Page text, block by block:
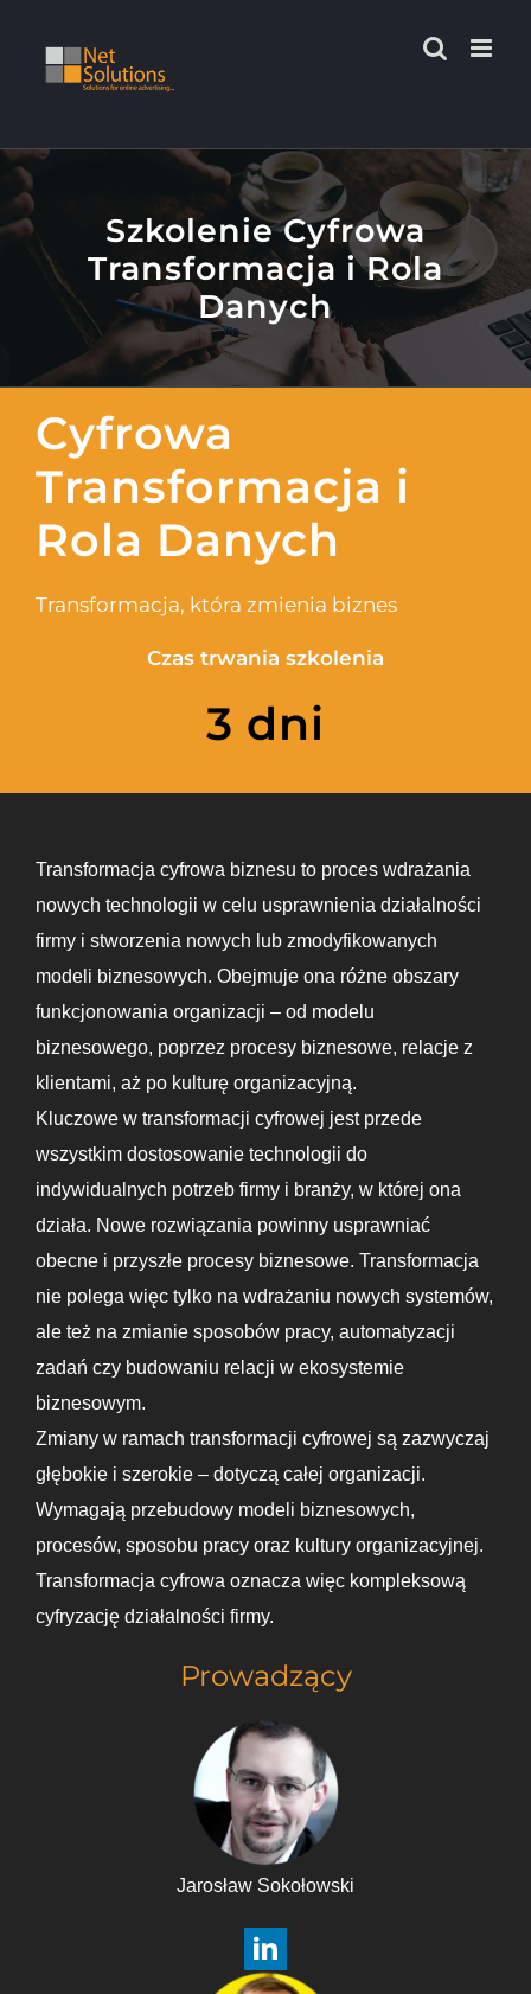
zawartości
Szkolenie Cyfrowa
Transformacja i Rola
Danych
Cyfrowa
Transformacja i
Rola Danych
Transformacja, która zmienia biznes
Czas trwania szkolenia
3 dni
Transformacja cyfrowa biznesu to proces wdrażania
nowych technologii w celu usprawnienia działalności
firmy i stworzenia nowych lub zmodyfikowanych
modeli biznesowych. Obejmuje ona różne obszary
funkcjonowania organizacji – od modelu
biznesowego, poprzez procesy biznesowe, relacje z
klientami, aż po kulturę organizacyjną.
Kluczowe w transformacji cyfrowej jest przede
wszystkim dostosowanie technologii do
indywidualnych potrzeb firmy i branży, w której ona
działa. Nowe rozwiązania powinny usprawniać
obecne i przyszłe procesy biznesowe. Transformacja
nie polega więc tylko na wdrażaniu nowych systemów,
ale też na zmianie sposobów pracy, automatyzacji
zadań czy budowaniu relacji w ekosystemie
biznesowym.
Zmiany w ramach transformacji cyfrowej są zazwyczaj
głębokie i szerokie – dotyczą całej organizacji.
Wymagają przebudowy modeli biznesowych,
procesów, sposobu pracy oraz kultury organizacyjnej.
Transformacja cyfrowa oznacza więc kompleksową
cyfryzację działalności firmy.
Prowadzący
Jarosław Sokołowski